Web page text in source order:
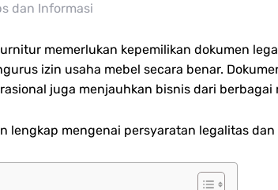
dan Informasi
memerlukan kepemilikan dokumen
izin usaha mebel secara benar.
juga menjauhkan bisnis dari
lengkap mengenai persyaratan legalitas